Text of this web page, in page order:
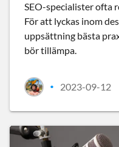
SEO-specialister ofta
För att lyckas inom
uppsättning bästa
bör tillämpa.
• 2023-09-12